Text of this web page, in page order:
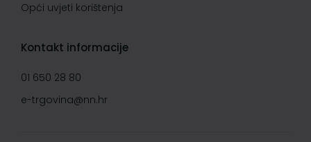
Opći uvjeti korištenja
Kontakt informacije
01 650 28 80
e-trgovina@nn.hr